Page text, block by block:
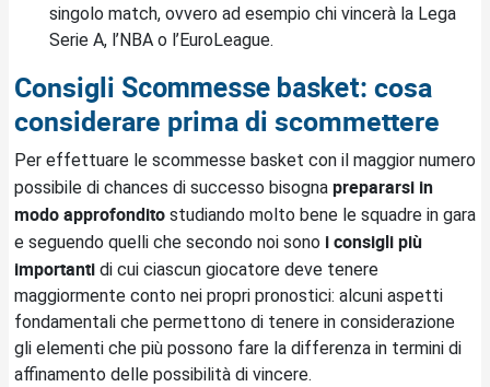
singolo match, ovvero ad esempio chi vincerà la Lega
Serie A, l’NBA o l’EuroLeague.
Consigli Scommesse basket: cosa
considerare prima di scommettere
Per effettuare le scommesse basket con il maggior numero
possibile di chances di successo bisogna prepararsi in
modo approfondito studiando molto bene le squadre in gara
e seguendo quelli che secondo noi sono i consigli più
importanti di cui ciascun giocatore deve tenere
maggiormente conto nei propri pronostici: alcuni aspetti
fondamentali che permettono di tenere in considerazione
gli elementi che più possono fare la differenza in termini di
affinamento delle possibilità di vincere.